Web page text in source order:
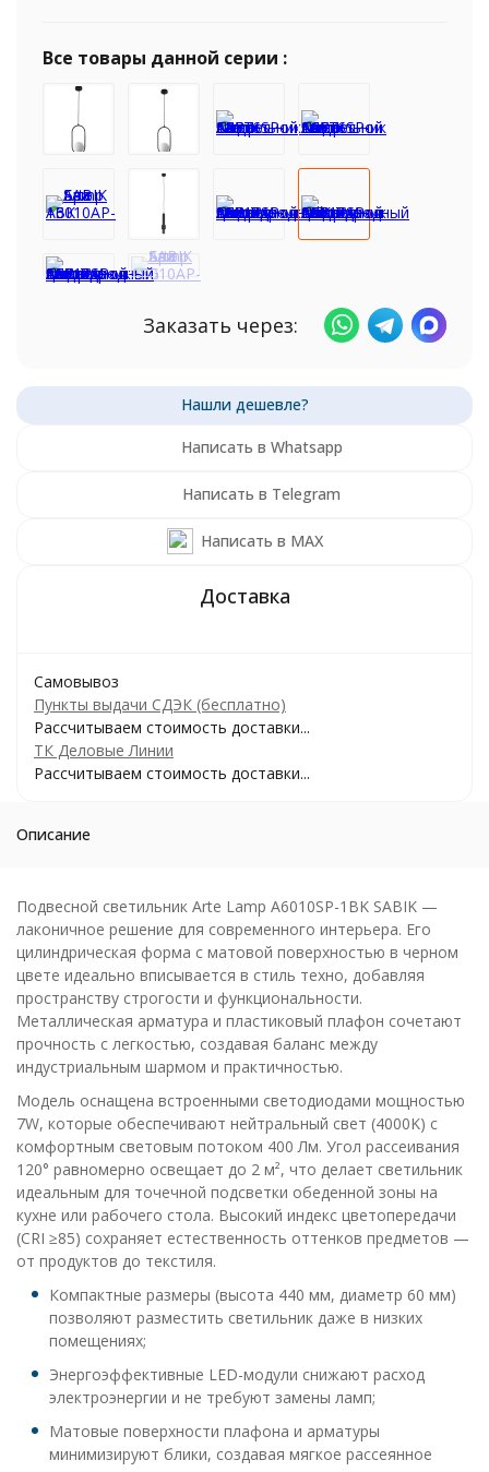
Все товары данной серии :
Заказать через:
Написать в Whatsapp
Написать в Telegram
Написать в MAX
Самовывоз
Пункты выдачи СДЭК (бесплатно)
Рассчитываем стоимость доставки...
ТК Деловые Линии
Рассчитываем стоимость доставки...
Описание
Подвесной светильник Arte Lamp A6010SP-1BK SABIK —
лаконичное решение для современного интерьера. Его
цилиндрическая форма с матовой поверхностью в черном
цвете идеально вписывается в стиль техно, добавляя
пространству строгости и функциональности.
Металлическая арматура и пластиковый плафон сочетают
прочность с легкостью, создавая баланс между
индустриальным шармом и практичностью.
Модель оснащена встроенными светодиодами мощностью
7W, которые обеспечивают нейтральный свет (4000K) с
комфортным световым потоком 400 Лм. Угол рассеивания
120° равномерно освещает до 2 м², что делает светильник
идеальным для точечной подсветки обеденной зоны на
кухне или рабочего стола. Высокий индекс цветопередачи
(CRI ≥85) сохраняет естественность оттенков предметов —
от продуктов до текстиля.
Компактные размеры (высота 440 мм, диаметр 60 мм)
позволяют разместить светильник даже в низких
помещениях;
Энергоэффективные LED-модули снижают расход
электроэнергии и не требуют замены ламп;
Матовые поверхности плафона и арматуры
минимизируют блики, создавая мягкое рассеянное